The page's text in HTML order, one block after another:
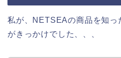
私が、NETSEAの商品を知っ
がきっかけでした、、、